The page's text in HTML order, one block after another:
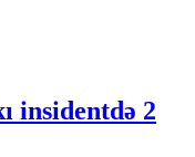
insidentdə 2